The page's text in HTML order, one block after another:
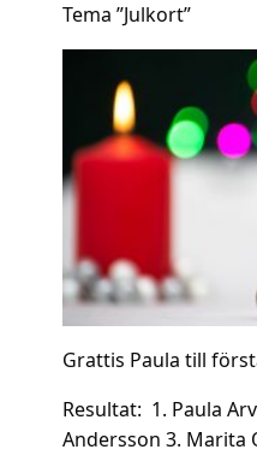
Tema ”Julkort”
Grattis Paula till
Resultat: 1. Paula
Andersson 3. Marita